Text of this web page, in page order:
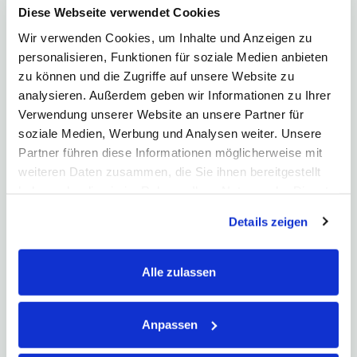
Diese Webseite verwendet Cookies
Wir verwenden Cookies, um Inhalte und Anzeigen zu
personalisieren, Funktionen für soziale Medien anbieten
zu können und die Zugriffe auf unsere Website zu
analysieren. Außerdem geben wir Informationen zu Ihrer
Verwendung unserer Website an unsere Partner für
soziale Medien, Werbung und Analysen weiter. Unsere
Partner führen diese Informationen möglicherweise mit
weiteren Daten zusammen, die Sie ihnen bereitgestellt
Impressum.
Details zeigen
Alle zulassen
Anpassen
“Es ist wie 1999!”
Kommt nach der KI-Euphorie der
nächste große Börsencrash?
Warum Vergleiche mit der
Dotcom-Blase immer lauter
werden und was Anleger jetzt
wissen sollten. ...mehr
Rendite-Spezialisten
Geld vermehren trotz Mini-
Zinsen! Die Rendite-
...mehr
Cybersecurity
Cybersecurity zählt zu den
Welche Aktien und ETFs jetzt